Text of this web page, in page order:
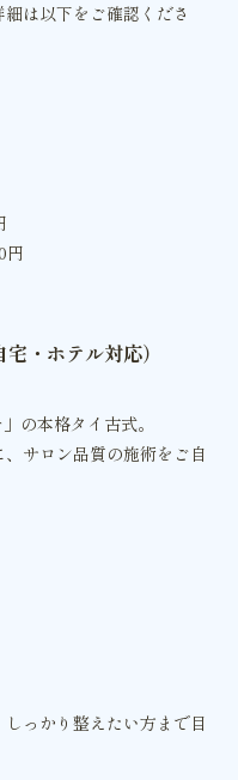
は以下をご確認くださ
円
・ホテル対応）
の本格タイ古式。
サロン品質の施術をご自
っかり整えたい方まで目